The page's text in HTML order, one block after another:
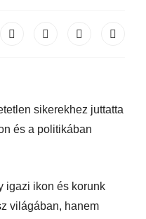
sikerekhez juttatta
és a politikában
igazi ikon és korunk
világában, hanem